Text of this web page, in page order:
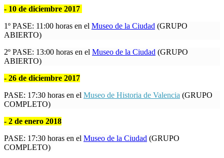
- 10 de diciembre 2017
1º PASE: 11:00 horas en el Museo de la Ciudad (GRUPO
ABIERTO)
2º PASE: 13:00 horas en el Museo de la Ciudad (GRUPO
ABIERTO)
- 26 de diciembre 2017
PASE: 17:30 horas en el Museo de Historia de Valencia (GRUPO
COMPLETO)
- 2 de enero 2018
PASE: 17:30 horas en el Museo de la Ciudad (GRUPO
COMPLETO)